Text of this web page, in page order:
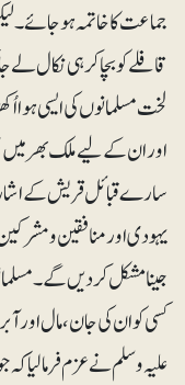
جماعت کا خاتمہ ہوجائے۔
قافلے کو بچاکر ہی نکال
لخت مسلمانوں کی ایسی ہوا
اور ان کے لیے ملک بھر
سارے قبائل قریش کے
یہودی اور منافقین و
جینا مشکل کردیں گے۔
کسی کو ان کی جان، مال اور
علیہ وسلم نے عزم فرما